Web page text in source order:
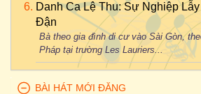
Danh Ca Lệ Thu: Sự Nghiệp
Đận
Bà theo gia đình di cư vào Sài Gòn,
Pháp tại trường Les Lauriers...
BÀI HÁT MỚI ĐĂNG